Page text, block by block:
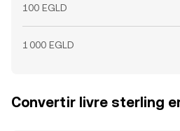
100 EGLD
1 000 EGLD
Convertir livre sterling